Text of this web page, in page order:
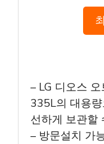
– LG 디오스
335L의 대용
선하게 보관할
– 방문설치 가